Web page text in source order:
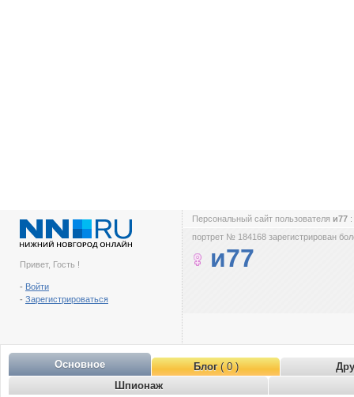
Привет, Гость !
- Войти
- Зарегистрироваться
Персональный сайт пользователя и77 :
портрет № 184168 зарегистрирован
и77
Основное Блог( 0 )
Шпионаж